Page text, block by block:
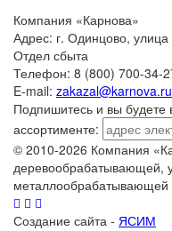
Компания «Карнова»
Адрес: г. Одинцово,
Отдел сбыта
Телефон: 8 (800) 700-34-
E-mail: zakazal@karnova.ru
Подпишитесь и вы будете
ассортименте:
© 2010-2026 Компания
деревообрабатывающей,
металлообрабатывающей
Создание сайта - ЯСИМ